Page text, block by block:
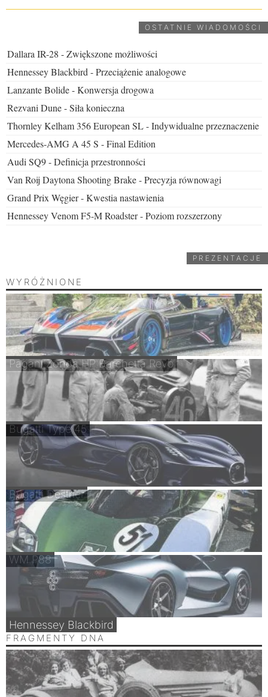
OSTATNIE WIADOMOŚCI
Dallara IR-28 - Zwiększone możliwości
Hennessey Blackbird - Przeciążenie analogowe
Lanzante Bolide - Konwersja drogowa
Rezvani Dune - Siła konieczna
Thornley Kelham 356 European SL - Indywidualne przeznaczenie
Mercedes-AMG A 45 S - Final Edition
Audi SQ9 - Definicja przestronności
Van Roij Daytona Shooting Brake - Precyzja równowagi
Grand Prix Węgier - Kwestia nastawienia
Hennessey Venom F5-M Roadster - Poziom rozszerzony
PREZENTACJE
WYRÓŻNIONE
Pagani Zonda HP Barchetta Revo
Bugatti Type 45
Bugatti Destrier
WM P88
Hennessey Blackbird
FRAGMENTY DNA